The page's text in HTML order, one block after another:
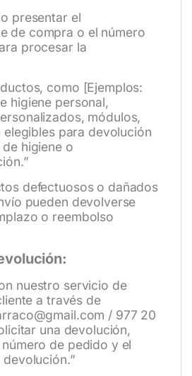
presentar el
de compra o el número
procesar la
como [Ejemplos:
higiene personal,
módulos,
elegibles para devolución
higiene o
defectuosos o dañados
pueden devolverse
o reembolso
nuestro servicio de
a través de
/ 977 20
una devolución,
de pedido y el